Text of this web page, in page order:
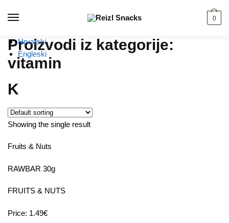
0
Hrvatski
Engleski
Proizvodi iz kategorije:
vitamin
K
Showing the single result
Fruits & Nuts
RAWBAR 30g
FRUITS & NUTS
Price: 1.49€